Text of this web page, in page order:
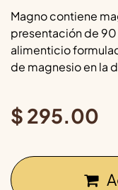
Magno contiene
presentación de
alimenticio
de magnesio en la
$ 295.00